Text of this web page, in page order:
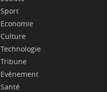
Sport
Economie
Culture
Technologie
Tribune
Evènement
Santé